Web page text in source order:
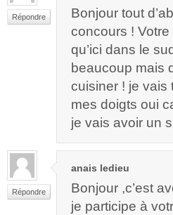
Répondre
Bonjour tout
concours ! Votre
qu’ici dans le
beaucoup mais
cuisiner ! je vais
mes doigts oui
je vais avoir un
Répondre
anais ledieu
Bonjour ,c’est
je participe à